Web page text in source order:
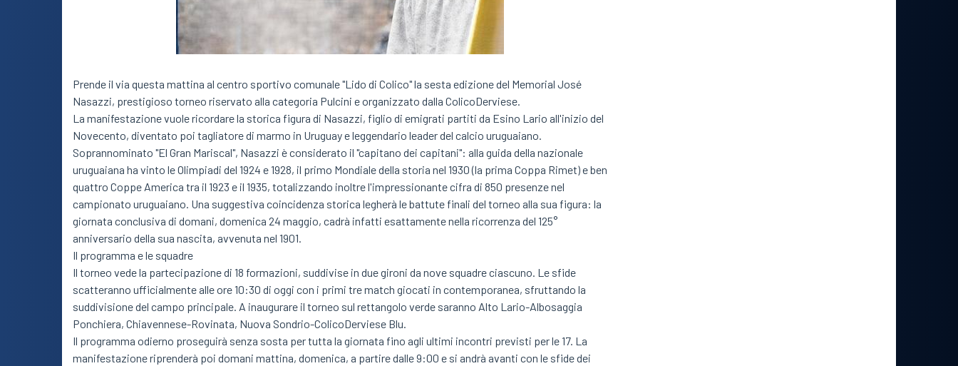
Prende il via questa mattina al centro sportivo comunale "Lido di Colico" la sesta edizione del Memorial José
Nasazzi, prestigioso torneo riservato alla categoria Pulcini e organizzato dalla ColicoDerviese.
La manifestazione vuole ricordare la storica figura di Nasazzi, figlio di emigrati partiti da Esino Lario all'inizio del
Novecento, diventato poi tagliatore di marmo in Uruguay e leggendario leader del calcio uruguaiano.
Soprannominato "El Gran Mariscal", Nasazzi è considerato il "capitano dei capitani": alla guida della nazionale
uruguaiana ha vinto le Olimpiadi del 1924 e 1928, il primo Mondiale della storia nel 1930 (la prima Coppa Rimet) e ben
quattro Coppe America tra il 1923 e il 1935, totalizzando inoltre l'impressionante cifra di 850 presenze nel
campionato uruguaiano. Una suggestiva coincidenza storica legherà le battute finali del torneo alla sua figura: la
giornata conclusiva di domani, domenica 24 maggio, cadrà infatti esattamente nella ricorrenza del 125°
anniversario della sua nascita, avvenuta nel 1901.
Il programma e le squadre
Il torneo vede la partecipazione di 18 formazioni, suddivise in due gironi da nove squadre ciascuno. Le sfide
scatteranno ufficialmente alle ore 10:30 di oggi con i primi tre match giocati in contemporanea, sfruttando la
suddivisione del campo principale. A inaugurare il torneo sul rettangolo verde saranno Alto Lario-Albosaggia
Ponchiera, Chiavennese-Rovinata, Nuova Sondrio-ColicoDerviese Blu.
Il programma odierno proseguirà senza sosta per tutta la giornata fino agli ultimi incontri previsti per le 17. La
manifestazione riprenderà poi domani mattina, domenica, a partire dalle 9:00 e si andrà avanti con le sfide dei